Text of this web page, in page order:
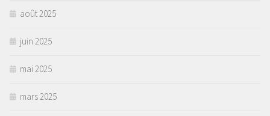
août 2025
juin 2025
mai 2025
mars 2025